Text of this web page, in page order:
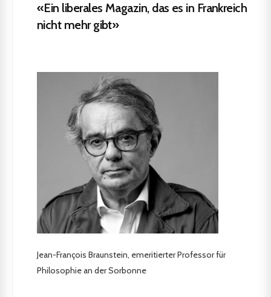
«Ein liberales Magazin, das es in Frankreich
nicht mehr gibt»
Jean-François Braunstein, emeritierter Professor für
Philosophie an der Sorbonne